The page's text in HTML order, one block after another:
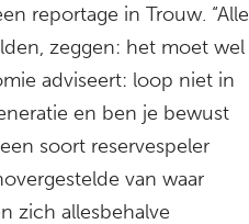
reportage in Trouw. “Alle
zeggen: het moet wel
adviseert: loop niet in
en ben je bewust
soort reservespeler
van waar
zich allesbehalve